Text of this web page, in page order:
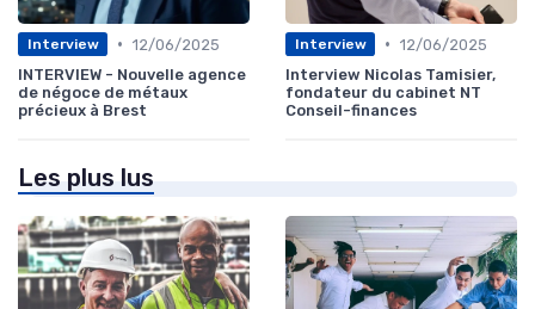
Interview • 12/06/2025
INTERVIEW - Nouvelle agence
de négoce de métaux
précieux à Brest
Interview • 12/06/2025
Interview Nicolas Tamisier,
fondateur du cabinet NT
Conseil-finances
Les plus lus